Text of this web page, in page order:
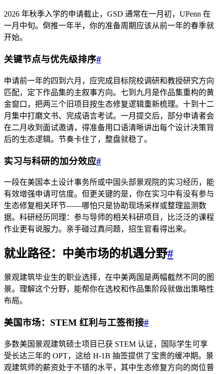
2026 年秋季入学的申请截止，GSD 通常在一月初，UPenn 在
一月中旬。倒推一年半，你的准备周期应该从前一年的春季就
开始。
关键节点与优先级排序#
申请前一年的四到六月，应完成目标院校调研和教授研究方向
匹配，定下作品集的主叙事方向。七到九月是作品集重构的黄
金窗口，把两三个旧项目按生态修复逻辑重新梳理。十到十二
月集中打磨文书、完成语言考试。一月提交后，部分申请者会
在二月收到面试邀请，得准备用口语清晰讲出每个设计决策背
后的生态逻辑。节奏卡住了，整盘就稳了。
实习与科研的加分效应#
一段在美国本土设计事务所或中国头部景观院的实习经历，能
有效增强申请可信度。但更关键的是，你在实习中有没有参与
生态修复相关环节——哪怕只是协助现场采样或整理监测数
据。科研经历同理：参与导师的相关科研项目，比泛泛的课程
作业更有说服力。亲手碰过真问题，招生官看得出来。
就业路径：中美市场的机遇分野#
景观建筑毕业生的职业选择，在中美两国是两幅截然不同的图
景。理解这个分野，能帮你在选校和作品集阶段就做出策略性
布局。
美国市场：STEM 红利与工签衔接#
多数美国景观建筑硕士项目已获 STEM 认证，国际学生可享
受长达三年的 OPT，这给 H-1B 抽签提供了宝贵的缓冲期。景
观建筑师的薪资处于不错的水平，其中生态修复方向的岗位普